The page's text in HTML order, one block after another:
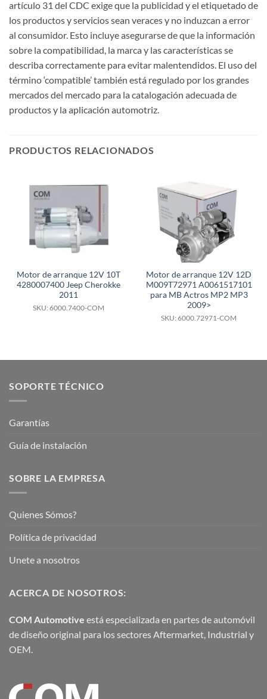
artículo 31 del CDC exige que la publicidad y el etiquetado de
los productos y servicios sean veraces y no induzcan a error
al consumidor. Esto incluye asegurarse de que la información
sobre la compatibilidad, la marca y las características se
describa correctamente para evitar malentendidos. El uso del
término ‘compatible’ también está regulado por los grandes
mercados del mercado para la catalogación adecuada de
productos y la aplicación automotriz.
PRODUCTOS RELACIONADOS
Motor de arranque 12V 10T
4280007400 Jeep Cherokke
2011
SKU: 6000.7400-COM
Motor de arranque 12V 12D
M009T72971 A0061517101
para MB Actros MP2 MP3
2009>
SKU: 6000.72971-COM
SOPORTE TÉCNICO
Garantías
Guía de instalación
SOBRE LA EMPRESA
Quienes Sómos?
Política de privacidad
Unete a nosotros
ACERCA DE NOSOTROS:
COM Automotive está especializada en partes de automóvil
de diseño original para los sectores Aftermarket, Industrial y
OEM.